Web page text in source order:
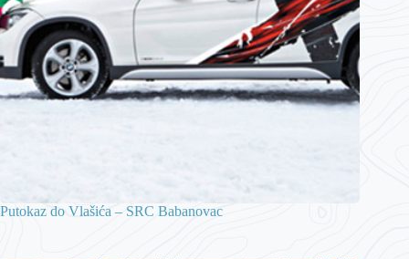
Putokaz do Vlašića – SRC Babanovac